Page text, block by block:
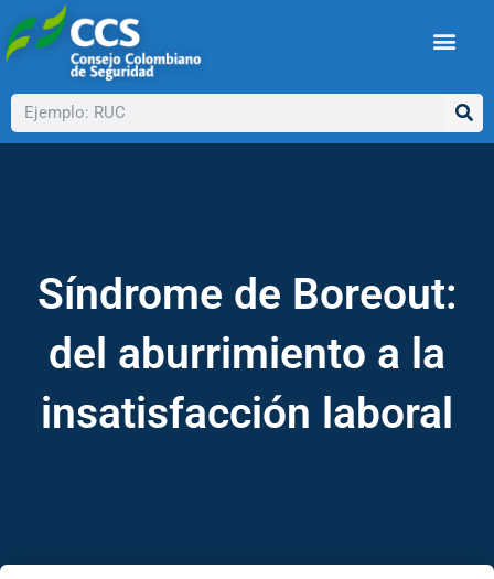
al
contenido
Buscar
Síndrome de Boreout:
del aburrimiento a la
insatisfacción laboral